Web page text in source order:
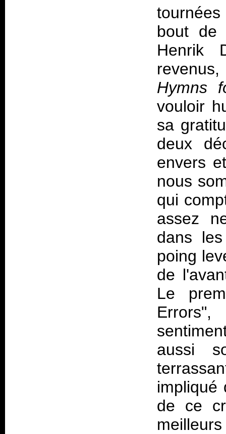
bout
Henrik
Hymns
vouloir
sa
deux
envers
nous
qui
assez
dans
poing
de
Le
aussi
impliqué
de ce